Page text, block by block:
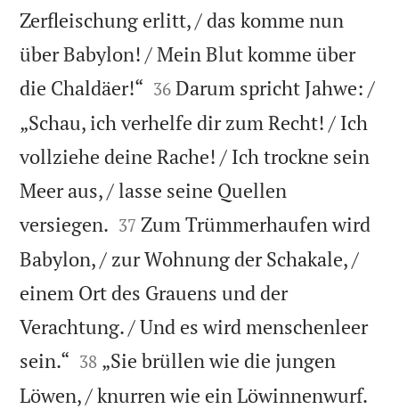
Zerfleischung erlitt, / das komme nun
über Babylon! / Mein Blut komme über
die Chaldäer!“ 

36 Darum spricht Jahwe: /
„Schau, ich verhelfe dir zum Recht! / Ich
vollziehe deine Rache! / Ich trockne sein
Meer aus, / lasse seine Quellen
versiegen. 

37 Zum Trümmerhaufen wird
Babylon, / zur Wohnung der Schakale, /
einem Ort des Grauens und der
Verachtung. / Und es wird menschenleer
sein.“ 

38 „Sie brüllen wie die jungen
Löwen, / knurren wie ein Löwinnenwurf.